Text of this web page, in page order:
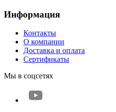
Информация
Контакты
О компании
Доставка и оплата
Сертификаты
Мы в соцсетях